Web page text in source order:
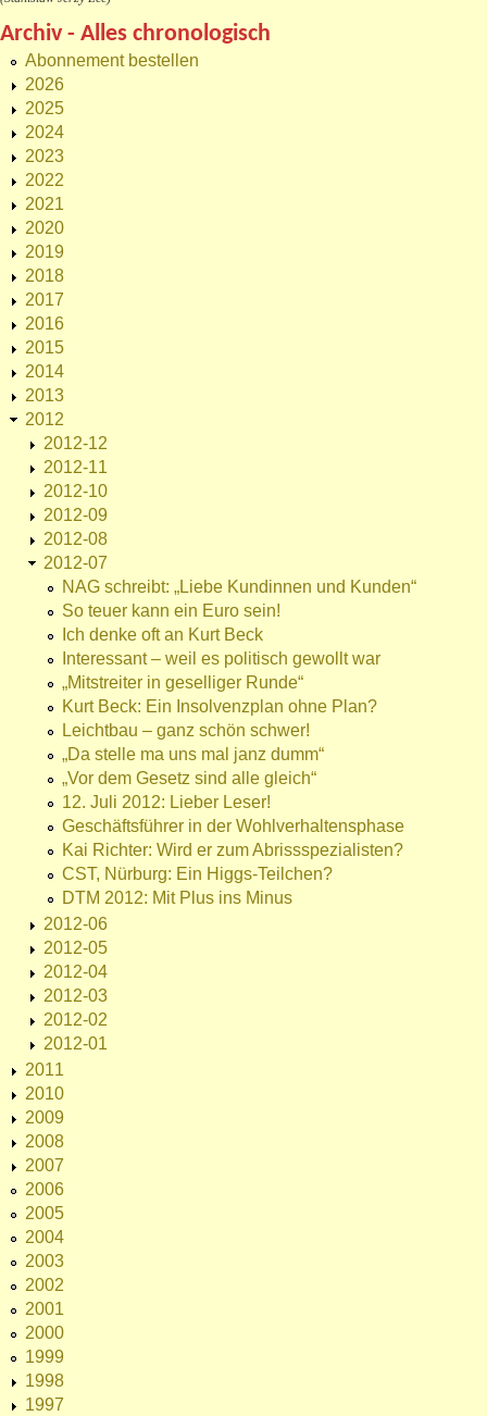
Archiv - Alles chronologisch
Abonnement bestellen
2026
2025
2024
2023
2022
2021
2020
2019
2018
2017
2016
2015
2014
2013
2012
2012-12
2012-11
2012-10
2012-09
2012-08
2012-07
NAG schreibt: „Liebe Kundinnen und Kunden“
So teuer kann ein Euro sein!
Ich denke oft an Kurt Beck
Interessant – weil es politisch gewollt war
„Mitstreiter in geselliger Runde“
Kurt Beck: Ein Insolvenzplan ohne Plan?
Leichtbau – ganz schön schwer!
„Da stelle ma uns mal janz dumm“
„Vor dem Gesetz sind alle gleich“
12. Juli 2012: Lieber Leser!
Geschäftsführer in der Wohlverhaltensphase
Kai Richter: Wird er zum Abrissspezialisten?
CST, Nürburg: Ein Higgs-Teilchen?
DTM 2012: Mit Plus ins Minus
2012-06
2012-05
2012-04
2012-03
2012-02
2012-01
2011
2010
2009
2008
2007
2006
2005
2004
2003
2002
2001
2000
1999
1998
1997